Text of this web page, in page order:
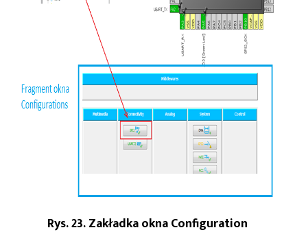
Rys. 23. Zakładka okna Configuration